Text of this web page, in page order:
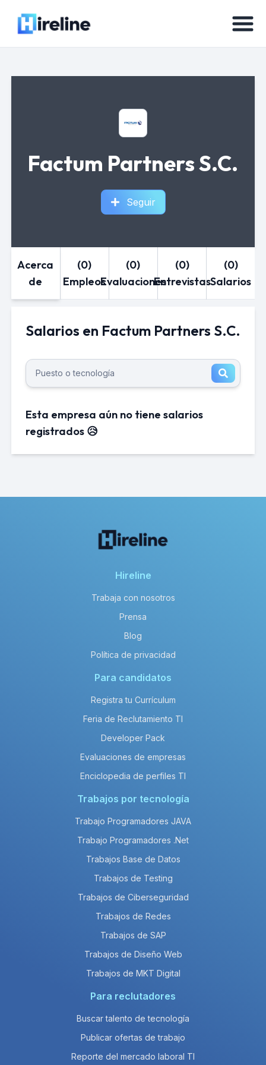
Factum Partners S.C.
Seguir
Acerca
de
(0)
Empleos
(0)
Evaluaciones
(0)
Entrevistas
(0)
Salarios
Salarios en Factum Partners S.C.
Esta empresa aún no tiene salarios
registrados 😥
Hireline
Trabaja con nosotros
Prensa
Blog
Política de privacidad
Para candidatos
Registra tu Currículum
Feria de Reclutamiento TI
Developer Pack
Evaluaciones de empresas
Enciclopedia de perfiles TI
Trabajos por tecnología
Trabajo Programadores JAVA
Trabajo Programadores .Net
Trabajos Base de Datos
Trabajos de Testing
Trabajos de Ciberseguridad
Trabajos de Redes
Trabajos de SAP
Trabajos de Diseño Web
Trabajos de MKT Digital
Para reclutadores
Buscar talento de tecnología
Publicar ofertas de trabajo
Reporte del mercado laboral TI